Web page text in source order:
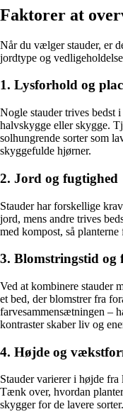
Faktorer at
Når du vælger stauder, er
jordtype og
1. Lysforhold og
Nogle stauder trives bedst
halvskygge eller skygge.
solhungrende sorter som
skyggefulde hjørner.
2. Jord og fugtighed
Stauder har forskellige
jord, mens andre trives
med kompost, så planterne
3. Blomstringstid og
Ved at kombinere stauder
et bed, der blomstrer fra
farvesammensætningen –
kontraster skaber liv og
4. Højde og
Stauder varierer i højde
Tænk over, hvordan
skygger for de lavere sorter.